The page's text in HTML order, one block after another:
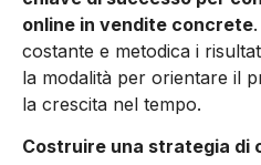
online in vendite concrete
costante e metodica i
la modalità per orientare il
la crescita nel tempo.
Costruire una strategia di